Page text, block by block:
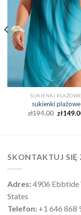
SUKIENKI PLAŻOWE
sukienki plażowe
zł194.00 zł
SKONTAKTUJ SIĘ
Adres:4906 Ebbtide
States
Telefon: +1 646 868